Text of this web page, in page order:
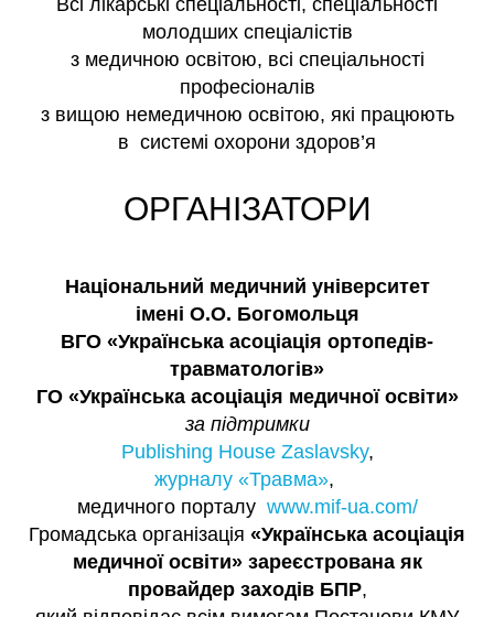
молодших спеціалістів
з медичною освітою, всі спеціальності
професіоналів
з вищою немедичною освітою, які працюють
в системі охорони здоров’я
ОРГАНІЗАТОРИ
Національний медичний університет
імені О.О. Богомольця
ВГО «Українська асоціація ортопедів-
травматологів»
ГО «Українська асоціація медичної освіти»
за підтримки
Publishing House Zaslavsky,
журналу «Травма»,
медичного порталу www.mif-ua.com/
Громадська організація «Українська асоціація
медичної освіти» зареєстрована як
провайдер заходів БПР,